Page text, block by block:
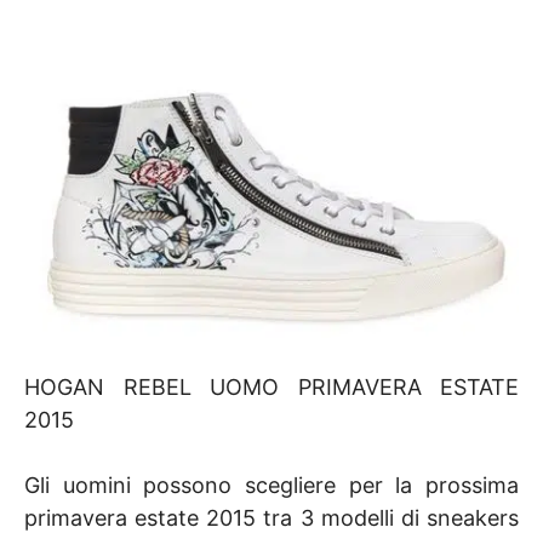
HOGAN REBEL UOMO PRIMAVERA ESTATE
2015
Gli uomini possono scegliere per la prossima
primavera estate 2015 tra 3 modelli di sneakers